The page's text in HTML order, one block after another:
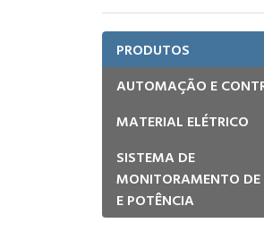
PRODUTOS
AUTOMAÇÃO E
MATERIAL ELÉTRICO
SISTEMA DE
MONITORAMENTO DE
E POTÊNCIA